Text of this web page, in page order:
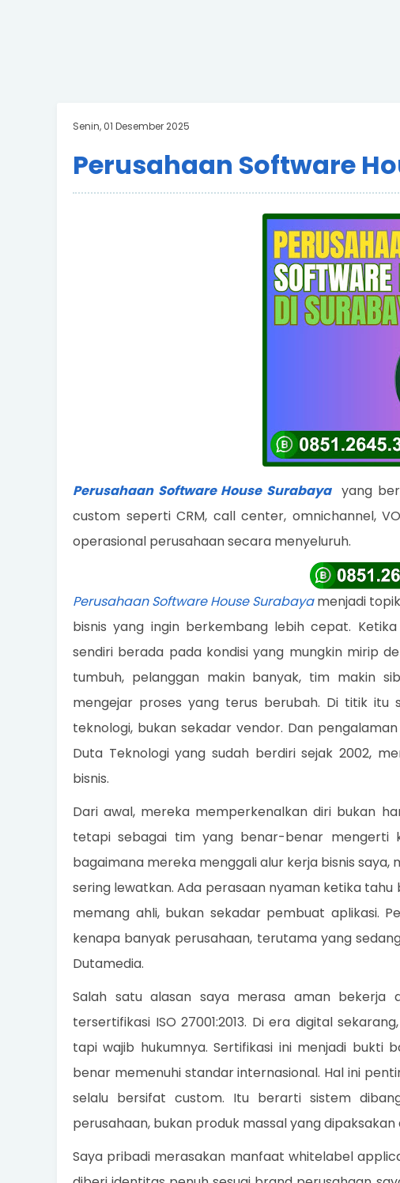
Senin, 01 Desember 2025
Perusahaan Software
Perusahaan Software House Surabayayang
custom seperti CRM, call center, omnichannel,
operasional perusahaan secara menyeluruh.
Perusahaan Software House Surabayamenjadi
bisnis yang ingin berkembang lebih cepat.
sendiri berada pada kondisi yang mungkin mirip
tumbuh, pelanggan makin banyak, tim makin
mengejar proses yang terus berubah. Di titik
teknologi, bukan sekadar vendor. Dan
Duta Teknologi yang sudah berdiri sejak 2002,
bisnis.
Dari awal, mereka memperkenalkan diri bukan
tetapi sebagai tim yang benar-benar mengerti
bagaimana mereka menggali alur kerja bisnis
sering lewatkan. Ada perasaan nyaman ketika
memang ahli, bukan sekadar pembuat aplikasi.
kenapa banyak perusahaan, terutama yang
Dutamedia.
Salah satu alasan saya merasa aman bekerja
tersertifikasi ISO 27001:2013. Di era digital
tapi wajib hukumnya. Sertifikasi ini menjadi
benar memenuhi standar internasional. Hal ini
selalu bersifat custom. Itu berarti sistem
perusahaan, bukan produk massal yang
Saya pribadi merasakan manfaat whitelabel